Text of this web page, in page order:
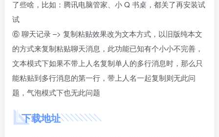
了些啥，比如：腾讯电脑管家、小 Q 书桌，都关了再安装试
试
⑥ 聊天记录 –> 复制粘贴效果改为文本方式，以旧版纯本文
的方式来复制粘贴聊天消息，此功能已知有个小小不完善，
文本模式下如果不带上人名复制单人的多行消息时，那么只
能粘贴到多行消息的第一行，带上人名一起复制则无此问
题，气泡模式下也无此问题
下载地址